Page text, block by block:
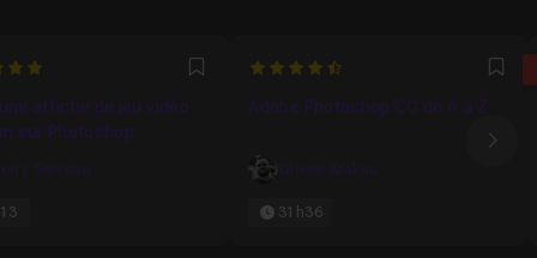
Favori
affiche de jeu vidéo
sur Photoshop
Serveau
4.2307692307692
Adobe Photoshop CC de A à Z
Olivier Krakus
31h36